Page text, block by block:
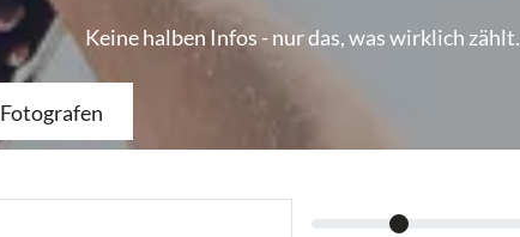
Keine halben Infos - nur das, was wirklich zählt.
Fotografen